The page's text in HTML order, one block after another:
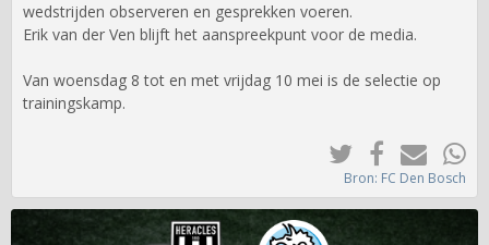
wedstrijden observeren en gesprekken voeren.
Erik van der Ven blijft het aanspreekpunt voor de media.
Van woensdag 8 tot en met vrijdag 10 mei is de selectie op
trainingskamp.
Bron: FC Den Bosch